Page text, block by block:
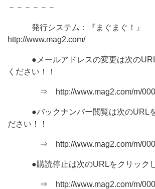
－－－－－－
発行システム：『まぐまぐ！』
http://www.mag2.com/
●メールアドレスの変更は次のURL
ください！！
⇒ http://www.mag2.com/m/
●バックナンバー閲覧は次のURLを
ださい！！
⇒ http://www.mag2.com/m/
●購読停止は次のURLをクリックし
⇒ http://www.mag2.com/m/